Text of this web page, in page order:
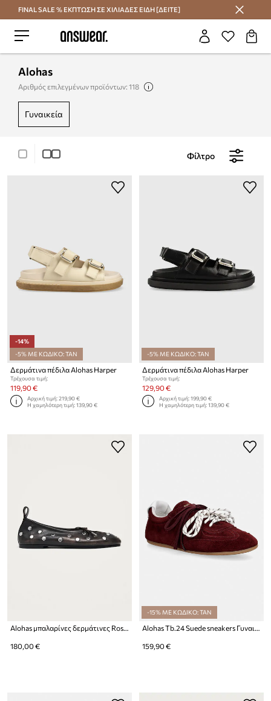
Εξοικονομήστε με το Answear Club
FINAL SALE % ΕΚΠΤΩΣΗ ΣΕ ΧΙΛΙΑΔΕΣ ΕΙΔΗ [ΔΕΙΤΕ]
Alohas
Αριθμός επιλεγμένων προϊόντων: 118
γυναικεία
Φίλτρο
-14%
-5% ΜΕ ΚΩΔΙΚΟ: TAN
Δερμάτινα πέδιλα Alohas Harper
Τρέχουσα τιμή:
119,90 €
Αρχική τιμή:219,90 €
Η χαμηλότερη τιμή:139,90 €
-5% ΜΕ ΚΩΔΙΚΟ: TAN
Δερμάτινα πέδιλα Alohas Harper
Τρέχουσα τιμή:
129,90 €
Αρχική τιμή:199,90 €
Η χαμηλότερη τιμή:139,90 €
Alohas μπαλαρίνες δερμάτινες Rosalind
180,00 €
-15% ΜΕ ΚΩΔΙΚΟ: TAN
Alohas Tb.24 Suede sneakers Γυναικεία σουέτ
159,90 €